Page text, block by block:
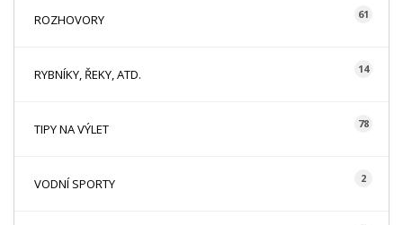
ROZHOVORY 61
RYBNÍKY, ŘEKY, ATD. 14
TIPY NA VÝLET 78
VODNÍ SPORTY 2